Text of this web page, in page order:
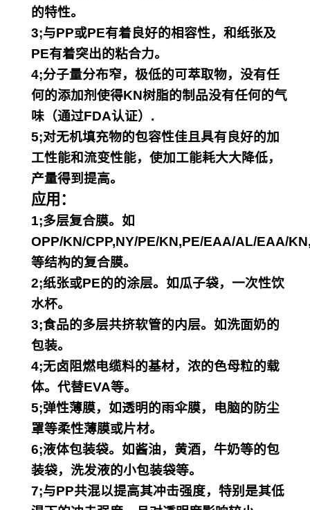
的特性。
3;与PP或PE有着良好的相容性，和纸张及
PE有着突出的粘合力。
4;分子量分布窄，极低的可萃取物，没有任
何的添加剂使得KN树脂的制品没有任何的气
味（通过FDA认证）.
5;对无机填充物的包容性佳且具有良好的加
工性能和流变性能，使加工能耗大大降低，
产量得到提高。
应用：
1;多层复合膜。如
OPP/KN/CPP,NY/PE/KN,PE/EAA/AL/EAA/
等结构的复合膜。
2;纸张或PE的的涂层。如瓜子袋，一次性饮
水杯。
3;食品的多层共挤软管的内层。如洗面奶的
包装。
4;无卤阻燃电缆料的基材，浓的色母粒的载
体。代替EVA等。
5;弹性薄膜，如透明的雨伞膜，电脑的防尘
罩等柔性薄膜或片材。
6;液体包装袋。如酱油，黄酒，牛奶等的包
装袋，洗发液的小包装袋等。
7;与PP共混以提高其冲击强度，特别是其低